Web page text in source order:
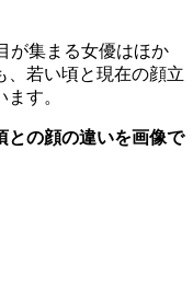
が集まる女優はほか
、若い頃と現在の顔立
す。
との顔の違いを画像で